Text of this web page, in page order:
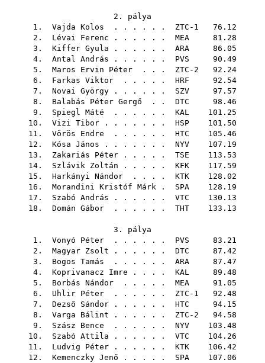
2. pálya
1. Vajda Kolos . . . . . . ZTC-1 76.12
2. Lévai Ferenc . . . . . . MEA 81.28
3. Kiffer Gyula . . . . . . ARA 86.05
4. Antal András . . . . . . PVS 90.49
5. Maros Ervin Péter . . . ZTC-2 92.24
6. Farkas Viktor . . . . . HRF 92.54
7. Novai György . . . . . . SZV 97.57
8. Balabás Péter Gergő . . DTC 98.46
9. Spiegl Máté . . . . . . KAL 101.25
10. Vizi Tibor . . . . . . . HSP 101.50
11. Vörös Endre . . . . . . HTC 105.46
12. Kósa János . . . . . . . NYV 107.19
13. Zakariás Péter . . . . . TSE 113.53
14. Szlávik Zoltán . . . . . KFK 117.59
15. Harkányi Nándor . . . . KTK 128.02
16. Morandini Kristóf Márk . SPA 128.19
17. Szabó András . . . . . . VTC 130.13
18. Domán Gábor . . . . . . THT 133.13
3. pálya
1. Vonyó Péter . . . . . . PVS 83.21
2. Magyar Zsolt . . . . . . DTC 87.42
3. Bogos Tamás . . . . . . ARA 87.47
4. Koprivanacz Imre . . . . KAL 89.48
5. Borbás Nándor . . . . . MEA 91.05
6. Uhlir Péter . . . . . . ZTC-1 92.48
7. Dezső Sándor . . . . . . HTC 94.15
8. Varga Bálint . . . . . . ZTC-2 94.58
9. Szász Bence . . . . . . NYV 103.48
10. Szabó Attila . . . . . . VTC 104.26
11. Ludvig Péter . . . . . . KTK 106.42
12. Kemenczky Jenő . . . . . SPA 107.06